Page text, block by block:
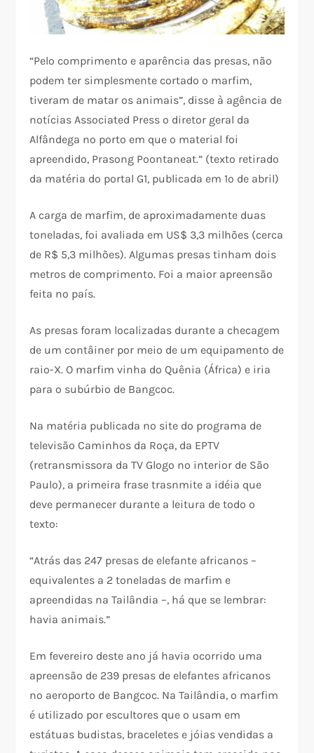
“Pelo comprimento e aparência das presas, não
podem ter simplesmente cortado o marfim,
tiveram de matar os animais”, disse à agência de
notícias Associated Press o diretor geral da
Alfândega no porto em que o material foi
apreendido, Prasong Poontaneat.” (texto retirado
da matéria do portal G1, publicada em 1º de abril)
A carga de marfim, de aproximadamente duas
toneladas, foi avaliada em US$ 3,3 milhões (cerca
de R$ 5,3 milhões). Algumas presas tinham dois
metros de comprimento. Foi a maior apreensão
feita no país.
As presas foram localizadas durante a checagem
de um contâiner por meio de um equipamento de
raio-X. O marfim vinha do Quênia (África) e iria
para o subúrbio de Bangcoc.
Na matéria publicada no site do programa de
televisão Caminhos da Roça, da EPTV
(retransmissora da TV Glogo no interior de São
Paulo), a primeira frase trasnmite a idéia que
deve permanecer durante a leitura de todo o
texto:
“Atrás das 247 presas de elefante africanos –
equivalentes a 2 toneladas de marfim e
apreendidas na Tailândia –, há que se lembrar:
havia animais.”
Em fevereiro deste ano já havia ocorrido uma
apreensão de 239 presas de elefantes africanos
no aeroporto de Bangcoc. Na Tailândia, o marfim
é utilizado por escultores que o usam em
estátuas budistas, braceletes e jóias vendidas a